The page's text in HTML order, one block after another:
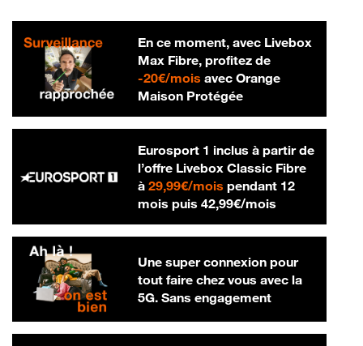
En ce moment, avec Livebox
Max Fibre, profitez de
-20€/mois20 € par mois
avec Orange
Maison Protégée
Eurosport 1 inclus à partir de
l’offre Livebox Classic Fibre
à 29,99€/mois29,99 € par mois
pendant 12
mois puis 42,99€/mois42,99 € par
Une super connexion pour
tout faire chez vous avec la
5G. Sans engagement